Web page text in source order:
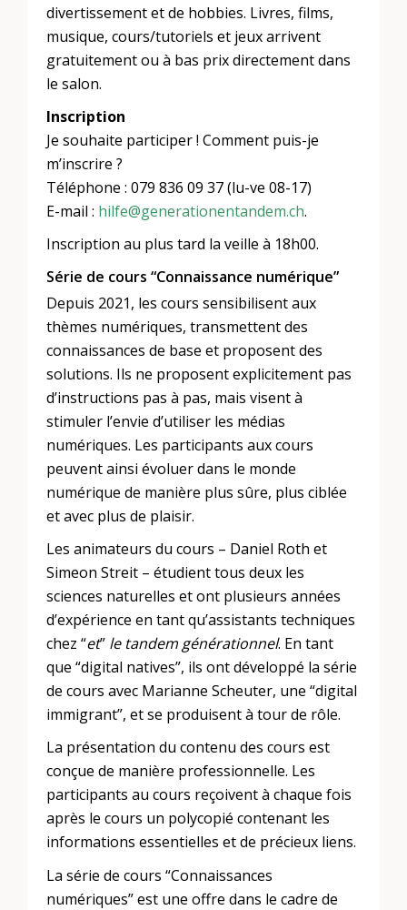
divertissement et de hobbies. Livres, films,
musique, cours/tutoriels et jeux arrivent
gratuitement ou à bas prix directement dans
le salon.
Inscription
Je souhaite participer ! Comment puis-je
m’inscrire ?
Téléphone : 079 836 09 37 (lu-ve 08-17)
E-mail : hilfe@generationentandem.ch.
Inscription au plus tard la veille à 18h00.
Série de cours “Connaissance numérique”
Depuis 2021, les cours sensibilisent aux
thèmes numériques, transmettent des
connaissances de base et proposent des
solutions. Ils ne proposent explicitement pas
d’instructions pas à pas, mais visent à
stimuler l’envie d’utiliser les médias
numériques. Les participants aux cours
peuvent ainsi évoluer dans le monde
numérique de manière plus sûre, plus ciblée
et avec plus de plaisir.
Les animateurs du cours – Daniel Roth et
Simeon Streit – étudient tous deux les
sciences naturelles et ont plusieurs années
d’expérience en tant qu’assistants techniques
chez “et” le tandem générationnel. En tant
que “digital natives”, ils ont développé la série
de cours avec Marianne Scheuter, une “digital
immigrant”, et se produisent à tour de rôle.
La présentation du contenu des cours est
conçue de manière professionnelle. Les
participants au cours reçoivent à chaque fois
après le cours un polycopié contenant les
informations essentielles et de précieux liens.
La série de cours “Connaissances
numériques” est une offre dans le cadre de